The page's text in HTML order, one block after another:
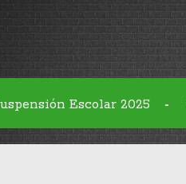
Escolar 2025 -